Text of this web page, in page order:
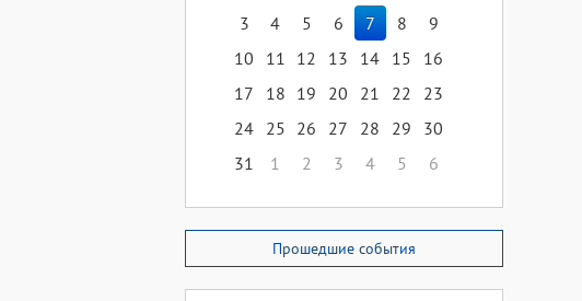
3
4 5 6 7 8
9
10
11 12 13 14 15
16
17
18 19 20 21 22
23
24 25 26 27 28 29
30
31
1 2 3 4 5 6
Прошедшие события